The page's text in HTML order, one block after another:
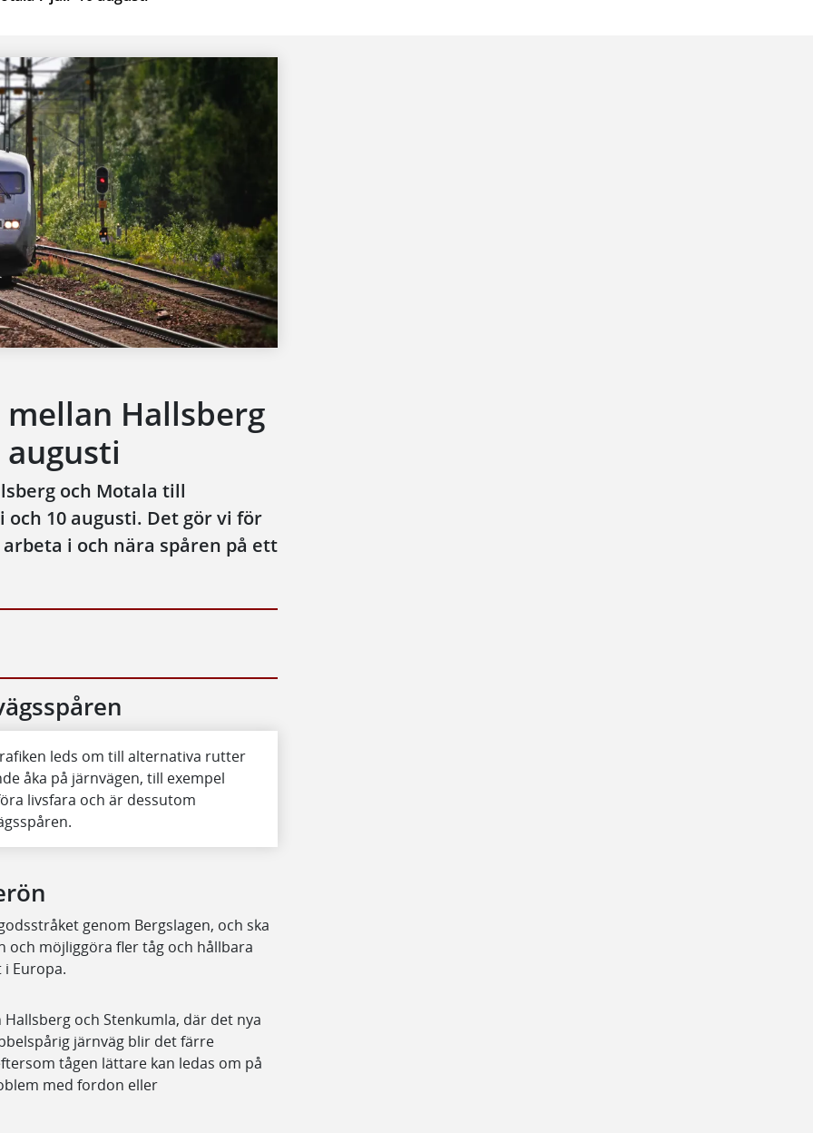
Hallsberg
och Motala till
10 augusti. Det gör vi för
i och nära spåren på ett
leds om till alternativa rutter
åka på järnvägen, till exempel
livsfara och är dessutom
genom Bergslagen, och ska
möjliggöra fler tåg och hållbara
Europa.
och Stenkumla, där det nya
järnväg blir det färre
tågen lättare kan ledas om på
med fordon eller